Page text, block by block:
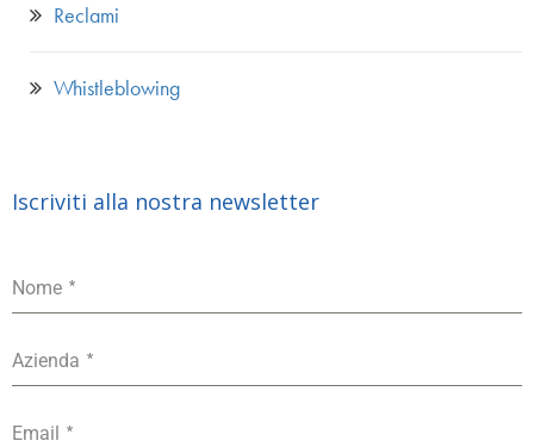
Reclami
Whistleblowing
Iscriviti alla nostra newsletter
Nome *
Azienda *
Email *